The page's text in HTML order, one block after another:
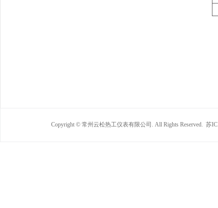
Copyright © 常州云松热工仪表有限公司. All Rights Reserved. 苏